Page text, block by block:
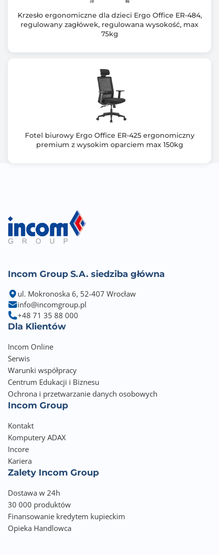
Krzesło ergonomiczne dla dzieci Ergo Office ER-484,
regulowany zagłówek, regulowana wysokość, max
75kg
Fotel biurowy Ergo Office ER-425 ergonomiczny
premium z wysokim oparciem max 150kg
Incom Group S.A. siedziba główna
ul. Mokronoska 6, 52-407 Wrocław
info@incomgroup.pl
+48 71 35 88 000
Dla Klientów
Incom Online
Serwis
Warunki współpracy
Centrum Edukacji i Biznesu
Ochrona i przetwarzanie danych osobowych
Incom Group
Kontakt
Komputery ADAX
Incore
Kariera
Zalety Incom Group
Dostawa w 24h
30 000 produktów
Finansowanie kredytem kupieckim
Opieka Handlowca